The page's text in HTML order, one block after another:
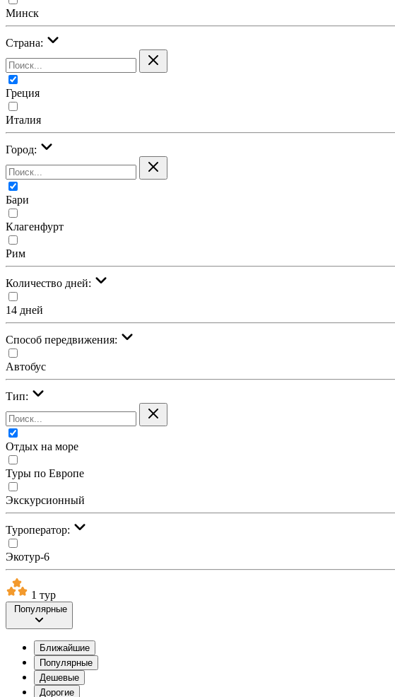
Минск
Страна:
Греция
Италия
Город:
Бари
Клагенфурт
Рим
Количество дней:
14 дней
Cпособ передвижения:
Автобус
Тип:
Отдых на море
Туры по Европе
Экскурсионный
Туроператор:
Экотур-6
1 тур
Популярные
Ближайшие
Популярные
Дешевые
Дорогие